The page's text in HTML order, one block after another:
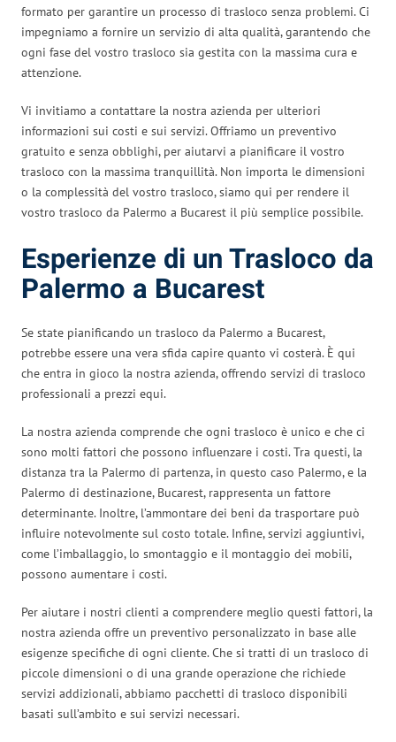
formato per garantire un processo di trasloco senza problemi. Ci
impegniamo a fornire un servizio di alta qualità, garantendo che
ogni fase del vostro trasloco sia gestita con la massima cura e
attenzione.
Vi invitiamo a contattare la nostra azienda per ulteriori
informazioni sui costi e sui servizi. Offriamo un preventivo
gratuito e senza obblighi, per aiutarvi a pianificare il vostro
trasloco con la massima tranquillità. Non importa le dimensioni
o la complessità del vostro trasloco, siamo qui per rendere il
vostro trasloco da Palermo a Bucarest il più semplice possibile.
Esperienze di un Trasloco da
Palermo a Bucarest
Se state pianificando un trasloco da Palermo a Bucarest,
potrebbe essere una vera sfida capire quanto vi costerà. È qui
che entra in gioco la nostra azienda, offrendo servizi di trasloco
professionali a prezzi equi.
La nostra azienda comprende che ogni trasloco è unico e che ci
sono molti fattori che possono influenzare i costi. Tra questi, la
distanza tra la Palermo di partenza, in questo caso Palermo, e la
Palermo di destinazione, Bucarest, rappresenta un fattore
determinante. Inoltre, l’ammontare dei beni da trasportare può
influire notevolmente sul costo totale. Infine, servizi aggiuntivi,
come l’imballaggio, lo smontaggio e il montaggio dei mobili,
possono aumentare i costi.
Per aiutare i nostri clienti a comprendere meglio questi fattori, la
nostra azienda offre un preventivo personalizzato in base alle
esigenze specifiche di ogni cliente. Che si tratti di un trasloco di
piccole dimensioni o di una grande operazione che richiede
servizi addizionali, abbiamo pacchetti di trasloco disponibili
basati sull’ambito e sui servizi necessari.